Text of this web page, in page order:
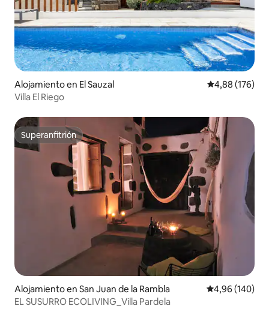
Alojamiento en El Sauzal Calificación
4,88 (176)
Villa El Riego
Superanfitrión
Superanfitrión
Alojamiento en San Juan de la Rambla Calificación
4,96 (140)
EL SUSURRO ECOLIVING_Villa Pardela